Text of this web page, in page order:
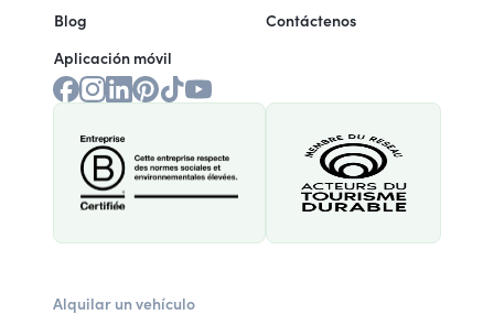
Blog
Aplicación móvil
Contáctenos
Alquilar un vehículo